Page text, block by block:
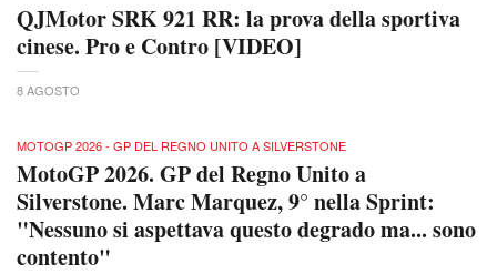
QJMotor SRK 921 RR: la prova della sportiva
cinese. Pro e Contro [VIDEO]
8 AGOSTO
MOTOGP 2026 - GP DEL REGNO UNITO A SILVERSTONE
MotoGP 2026. GP del Regno Unito a
Silverstone. Marc Marquez, 9° nella Sprint:
"Nessuno si aspettava questo degrado ma... sono
contento"